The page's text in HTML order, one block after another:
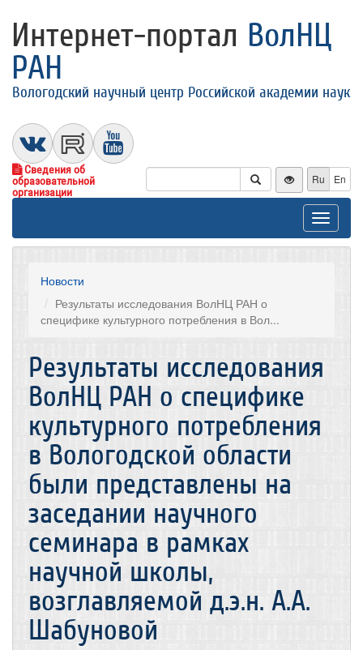
Интернет-портал ВолНЦ
РАН
Вологодский научный центр Российской академии наук
Сведения об
образовательной
организации
Ru En
Toggle
Новости
Результаты исследования ВолНЦ РАН о
специфике культурного потребления в Вол...
Результаты исследования
ВолНЦ РАН о специфике
культурного потребления
в Вологодской области
были представлены на
заседании научного
семинара в рамках
научной школы,
возглавляемой д.э.н. А.А.
Шабуновой